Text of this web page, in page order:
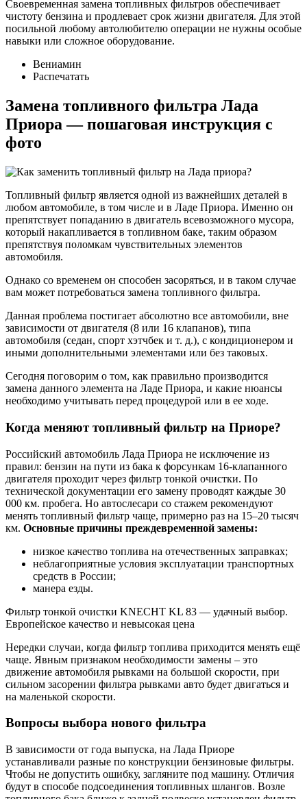
Своевременная замена топливных фильтров обеспечивает
чистоту бензина и продлевает срок жизни двигателя. Для этой
посильной любому автолюбителю операции не нужны особые
навыки или сложное оборудование.
Вениамин
Распечатать
Замена топливного фильтра Лада
Приора — пошаговая инструкция с
фото
Топливный фильтр является одной из важнейших деталей в
любом автомобиле, в том числе и в Ладе Приора. Именно он
препятствует попаданию в двигатель всевозможного мусора,
который накапливается в топливном баке, таким образом
препятствуя поломкам чувствительных элементов
автомобиля.
Однако со временем он способен засоряться, и в таком случае
вам может потребоваться замена топливного фильтра.
Данная проблема постигает абсолютно все автомобили, вне
зависимости от двигателя (8 или 16 клапанов), типа
автомобиля (седан, спорт хэтчбек и т. д.), с кондиционером и
иными дополнительными элементами или без таковых.
Сегодня поговорим о том, как правильно производится
замена данного элемента на Ладе Приора, и какие нюансы
необходимо учитывать перед процедурой или в ее ходе.
Когда меняют топливный фильтр на Приоре?
Российский автомобиль Лада Приора не исключение из
правил: бензин на пути из бака к форсункам 16-клапанного
двигателя проходит через фильтр тонкой очистки. По
технической документации его замену проводят каждые 30
000 км. пробега. Но автослесари со стажем рекомендуют
менять топливный фильтр чаще, примерно раз на 15–20 тысяч
км. Основные причины преждевременной замены:
низкое качество топлива на отечественных заправках;
неблагоприятные условия эксплуатации транспортных
средств в России;
манера езды.
Фильтр тонкой очистки KNECHT KL 83 — удачный выбор.
Европейское качество и невысокая цена
Нередки случаи, когда фильтр топлива приходится менять ещё
чаще. Явным признаком необходимости замены – это
движение автомобиля рывками на большой скорости, при
сильном засорении фильтра рывками авто будет двигаться и
на маленькой скорости.
Вопросы выбора нового фильтра
В зависимости от года выпуска, на Лада Приоре
устанавливали разные по конструкции бензиновые фильтры.
Чтобы не допустить ошибку, загляните под машину. Отличия
будут в способе подсоединения топливных шлангов. Возле